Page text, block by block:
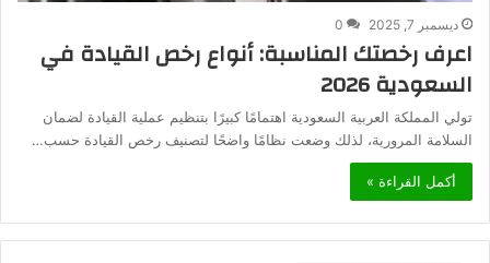
ديسمبر 7, 2025 0
اعرف رخصتك المناسبة: أنواع رخص القيادة في
السعودية 2026
تولي المملكة العربية السعودية اهتمامًا كبيرًا بتنظيم عملية القيادة لضمان
السلامة المرورية، لذلك وضعت نظامًا واضحًا لتصنيف رخص القيادة حسب…
أكمل القراءة »